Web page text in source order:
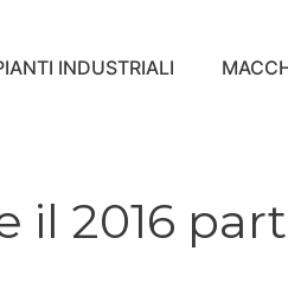
INDUSTRIALI
il 2016